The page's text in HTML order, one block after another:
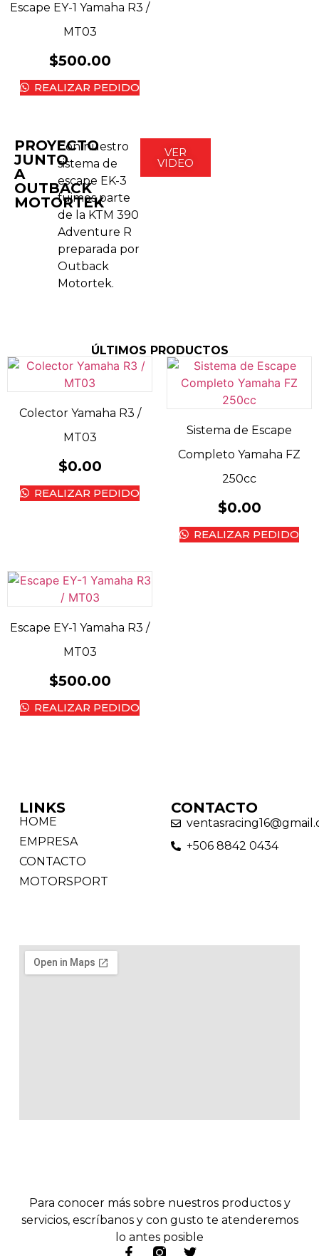
Escape EY-1 Yamaha R3 /
MT03
$500.00
REALIZAR PEDIDO
PROYECTO
JUNTO
A
OUTBACK
MOTORTEK
Con nuestro
sistema de
escape EK-3
fuimos parte
de la KTM 390
Adventure R
preparada por
Outback
Motortek.
VER
VIDEO
ÚLTIMOS PRODUCTOS
Colector Yamaha R3 /
MT03
$0.00
REALIZAR PEDIDO
Sistema de Escape
Completo Yamaha FZ
250cc
$0.00
REALIZAR PEDIDO
Escape EY-1 Yamaha R3 /
MT03
$500.00
REALIZAR PEDIDO
Para conocer más sobre nuestros productos y
servicios, escríbanos y con gusto te atenderemos
lo antes posible
LINKS
HOME
EMPRESA
CONTACTO
MOTORSPORT
CONTACTO
+506 8842 0434